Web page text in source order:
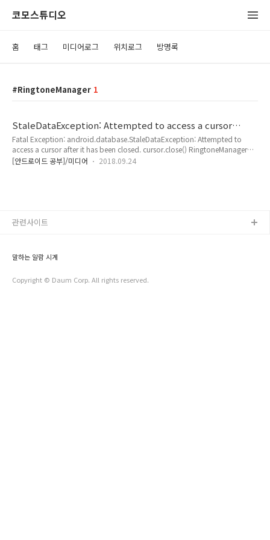
코모스튜디오
홈 태그 미디어로그 위치로그 방명록
RingtoneManager 1
StaleDataException: Attempted to access a cursor
after it has been closed.
Fatal Exception: android.database.StaleDataException: Attempted to
access a cursor after it has been closed. cursor.close() RingtoneManager로
얻은 Cursor 은 Close 하지 않아도 알아서 하니, 손대면 에러 발생. 그냥 패스 하면
[안드로이드 공부]/미디어 2018.09.24
말하는 알람 시계
Copyright © Daum Corp. All rights reserved.
관련사이트